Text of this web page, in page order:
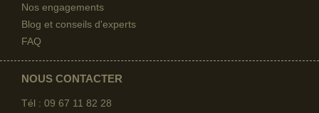
Nos engagements
Blog et conseils d'experts
FAQ
NOUS CONTACTER
Tél : 09 67 11 82 28